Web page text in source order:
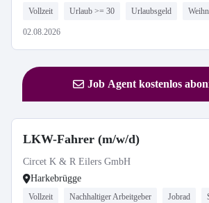
Vollzeit Urlaub >= 30 Urlaubsgeld
02.08.2026
Job Agent kostenlos
LKW-Fahrer (m/w/d)
Circet K & R Eilers GmbH
Harkebrügge
Vollzeit Nachhaltiger Arbeitgeber Jobrad